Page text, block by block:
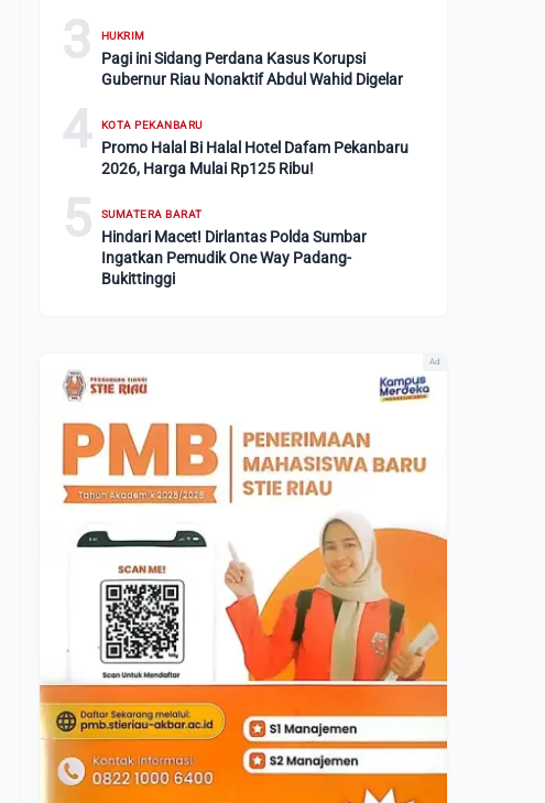
3 HUKRIM
Pagi ini Sidang Perdana Kasus Korupsi
Gubernur Riau Nonaktif Abdul Wahid Digelar
4 KOTA PEKANBARU
Promo Halal Bi Halal Hotel Dafam Pekanbaru
2026, Harga Mulai Rp125 Ribu!
5 SUMATERA BARAT
Hindari Macet! Dirlantas Polda Sumbar
Ingatkan Pemudik One Way Padang-
Bukittinggi
Ad